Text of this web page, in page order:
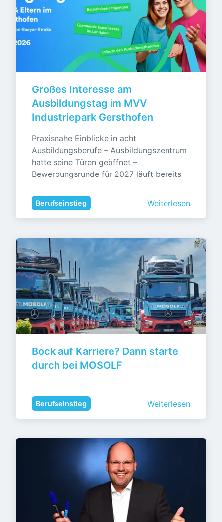
Großes Interesse am
Ausbildungstag im MVV
Industriepark Gersthofen
Praxisnahe Einblicke in acht
Ausbildungsberufe – Ausbildungszentrum
hatte seine Türen geöffnet –
Bewerbungsrunde für 2027 läuft bereits
Berufseinstieg Weiterlesen
Bock auf Karriere? Dann starte
durch bei MOSOLF
Berufseinstieg Weiterlesen